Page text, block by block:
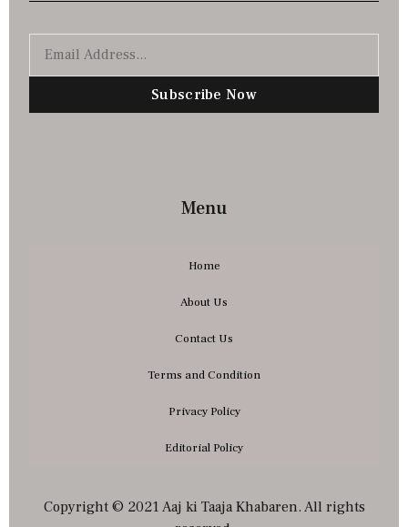
Subscribe Now
Menu
Home
About Us
Contact Us
Terms and Condition
Privacy Policy
Editorial Policy
Copyright © 2021 Aaj ki Taaja Khabaren. All rights